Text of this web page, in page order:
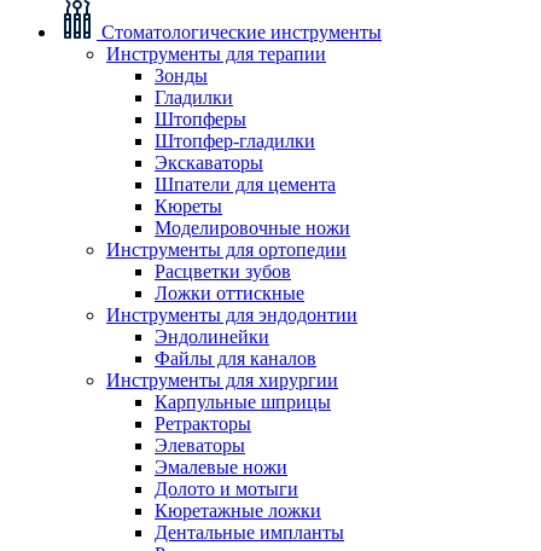
Стоматологические инструменты
Инструменты для терапии
Зонды
Гладилки
Штопферы
Штопфер-гладилки
Экскаваторы
Шпатели для цемента
Кюреты
Моделировочные ножи
Инструменты для ортопедии
Расцветки зубов
Ложки оттискные
Инструменты для эндодонтии
Эндолинейки
Файлы для каналов
Инструменты для хирургии
Карпульные шприцы
Ретракторы
Элеваторы
Эмалевые ножи
Долото и мотыги
Кюретажные ложки
Дентальные импланты